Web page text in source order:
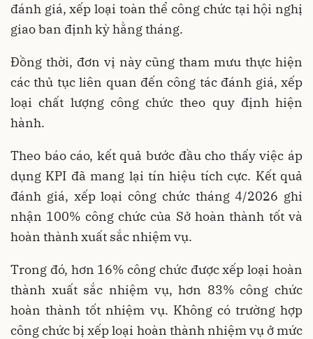
đánh giá, xếp loại toàn thể công chức tại hội nghị
giao ban định kỳ hằng tháng.
Đồng thời, đơn vị này cũng tham mưu thực hiện
các thủ tục liên quan đến công tác đánh giá, xếp
loại chất lượng công chức theo quy định hiện
hành.
Theo báo cáo, kết quả bước đầu cho thấy việc áp
dụng KPI đã mang lại tín hiệu tích cực. Kết quả
đánh giá, xếp loại công chức tháng 4/2026 ghi
nhận 100% công chức của Sở hoàn thành tốt và
hoàn thành xuất sắc nhiệm vụ.
Trong đó, hơn 16% công chức được xếp loại hoàn
thành xuất sắc nhiệm vụ, hơn 83% công chức
hoàn thành tốt nhiệm vụ. Không có trường hợp
công chức bị xếp loại hoàn thành nhiệm vụ ở mức